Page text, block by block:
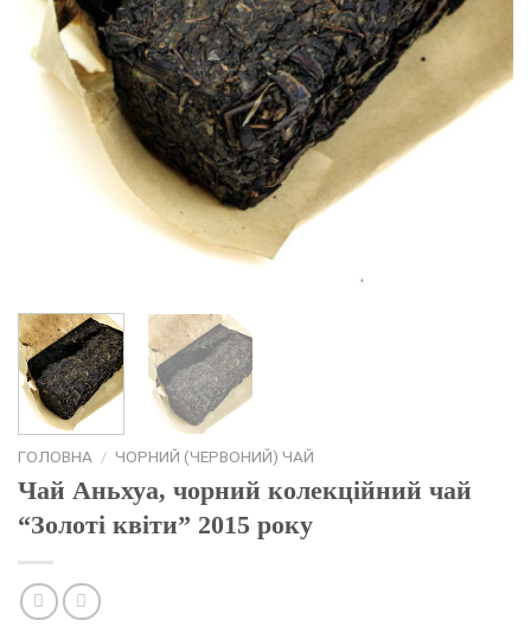
ГОЛОВНА / ЧОРНИЙ (ЧЕРВОНИЙ) ЧАЙ
Чай Аньхуа, чорний колекційний чай
“Золоті квіти” 2015 року